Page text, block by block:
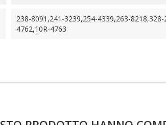
238-8091,241-3239,254-4339,263-
4762,10R-4763